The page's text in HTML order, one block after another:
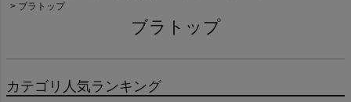
ようこそ ゲスト 様
ブラトップ
ブラトップ
カテゴリ人気ランキング